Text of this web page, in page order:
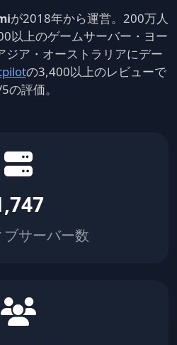
が2018年から運営。200万人
以上のゲームサーバー・ヨー
ジア・オーストラリアにデー
の3,400以上のレビューで
の評価。
ブサーバー数